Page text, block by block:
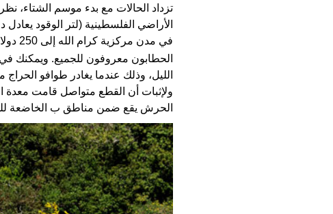
تزداد الحالات مع بدء موسم الشتاء،
الأراضي الفلسطينية (لتر الوقود
في مدن مركزية كرام الله إلى 250 دولار.
الحطابون معروفون للجميع.
الليل، وذلك عندما يغادر طوافو الحراج متجهين إلى
الحرش يقع ضمن مناطق ب الخاضعة